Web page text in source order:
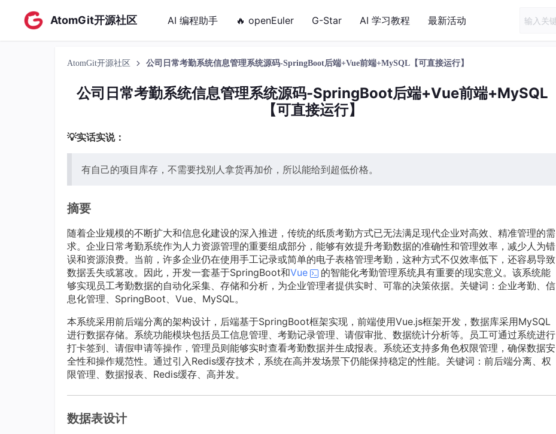
AtomGit开源社区 AI 编程助手 🔥 openEuler G-Star AI 学习教程 最新活动
AtomGit开源社区 公司日常考勤系统信息管理系统源码-SpringBoot后端+Vue前端+MySQL【可直接运行】
公司日常考勤系统信息管理系统源码-SpringBoot后端+Vue前端+MySQL
【可直接运行】
💡实话实说：
有自己的项目库存，不需要找别人拿货再加价，所以能给到超低价格。
摘要
随着企业规模的不断扩大和信息化建设的深入推进，传统的纸质考勤方式已无法满足现代企业对高效、精准管理的需
求。企业日常考勤系统作为人力资源管理的重要组成部分，能够有效提升考勤数据的准确性和管理效率，减少人为错
误和资源浪费。当前，许多企业仍在使用手工记录或简单的电子表格管理考勤，这种方式不仅效率低下，还容易导致
数据丢失或篡改。因此，开发一套基于SpringBoot和Vue
的智能化考勤管理系统具有重要的现实意义。该系统能
够实现员工考勤数据的自动化采集、存储和分析，为企业管理者提供实时、可靠的决策依据。关键词：企业考勤、信
息化管理、SpringBoot、Vue、MySQL。
本系统采用前后端分离的架构设计，后端基于SpringBoot框架实现，前端使用Vue.js框架开发，数据库采用MySQL
进行数据存储。系统功能模块包括员工信息管理、考勤记录管理、请假审批、数据统计分析等。员工可通过系统进行
打卡签到、请假申请等操作，管理员则能够实时查看考勤数据并生成报表。系统还支持多角色权限管理，确保数据安
全性和操作规范性。通过引入Redis缓存技术，系统在高并发场景下仍能保持稳定的性能。关键词：前后端分离、权
限管理、数据报表、Redis缓存、高并发。
数据表设计